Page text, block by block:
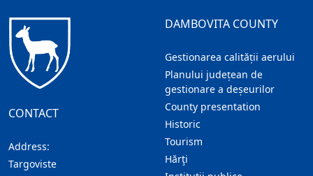
CONTACT
Address:
Targoviste
DAMBOVITA COUNTY
Gestionarea calității aerului
Planului județean de
gestionare a deșeurilor
County presentation
Historic
Tourism
Hărţi